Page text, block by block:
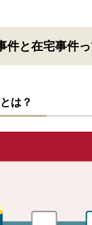
件と在宅事件
は？